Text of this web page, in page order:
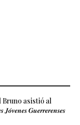
Bruno asistió al
𝑱𝒐́𝒗𝒆𝒏𝒆𝒔 𝑮𝒖𝒆𝒓𝒓𝒆𝒓𝒆𝒏𝒔𝒆𝒔